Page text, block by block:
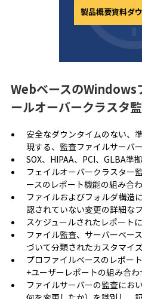
製品概要資料ダ
WebベースのWindows
ールオーバークラスタ
安全なダウンタイムのない、
現する、監査ファイルサーバ
SOX、HIPAA、PCI、GLBA準
フェイルオーバークラスター
ースのレポート機能の組み合わ
ファイルおよびフォルダ構造
認されていない変更の詳細な
スケジュールされたレポート
ファイル監査、サーバーベー
づいて分類されたカスタマイ
プロファイルベースのレポー
+ユーザーレポートの組み合わ
ファイルサーバーの監査にお